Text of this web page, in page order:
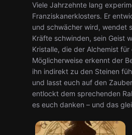
Viele Jahrzehnte lang
Franziskanerklosters. Er
und schwächer wird, wendet
Kräfte schwinden, sein Geist
Kristalle, die der Alchemist
Möglicherweise erkennt der
ihn indirekt zu den Steinen
und lasst euch auf den
entlockt dem sprechenden
es euch danken – und das